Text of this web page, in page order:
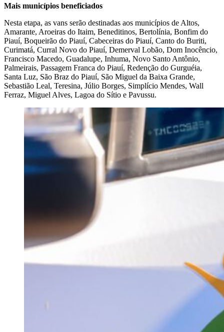
Mais municípios beneficiados
Nesta etapa, as vans serão destinadas aos municípios de Altos,
Amarante, Aroeiras do Itaim, Beneditinos, Bertolínia, Bonfim do
Piauí, Boqueirão do Piauí, Cabeceiras do Piauí, Canto do Buriti,
Curimatá, Curral Novo do Piauí, Demerval Lobão, Dom Inocêncio,
Francisco Macedo, Guadalupe, Inhuma, Novo Santo Antônio,
Palmeirais, Passagem Franca do Piauí, Redenção do Gurguéia,
Santa Luz, São Braz do Piauí, São Miguel da Baixa Grande,
Sebastião Leal, Teresina, Júlio Borges, Simplício Mendes, Wall
Ferraz, Miguel Alves, Lagoa do Sítio e Pavussu.